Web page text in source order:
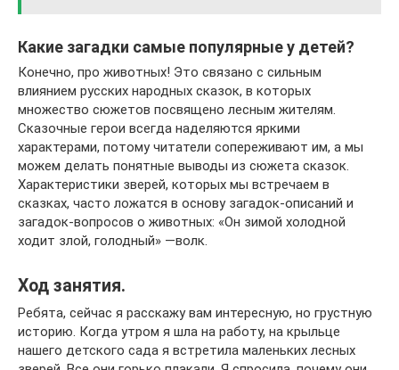
Какие загадки самые популярные у детей?
Конечно, про животных! Это связано с сильным
влиянием русских народных сказок, в которых
множество сюжетов посвящено лесным жителям.
Сказочные герои всегда наделяются яркими
характерами, потому читатели сопереживают им, а мы
можем делать понятные выводы из сюжета сказок.
Характеристики зверей, которых мы встречаем в
сказках, часто ложатся в основу загадок-описаний и
загадок-вопросов о животных: «Он зимой холодной
ходит злой, голодный» —волк.
Ход занятия.
Ребята, сейчас я расскажу вам интересную, но грустную
историю. Когда утром я шла на работу, на крыльце
нашего детского сада я встретила маленьких лесных